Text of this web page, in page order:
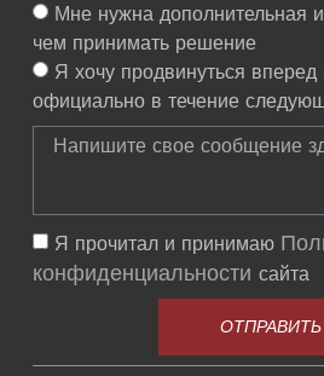
Мне нужна дополнительная
чем принимать решение
Я хочу продвинуться
официально в течение
Я прочитал и принимаю
конфиденциальности сайта
ОТПРАВИТЬ